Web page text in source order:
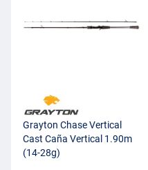
Grayton Chase Vertical
Cast Caña Vertical 1.90m
(14-28g)